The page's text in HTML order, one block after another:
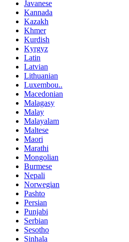
Javanese
Kannada
Kazakh
Khmer
Kurdish
Kyrgyz
Latin
Latvian
Lithuanian
Luxembou..
Macedonian
Malagasy
Malay
Malayalam
Maltese
Maori
Marathi
Mongolian
Burmese
Nepali
Norwegian
Pashto
Persian
Punjabi
Serbian
Sesotho
Sinhala